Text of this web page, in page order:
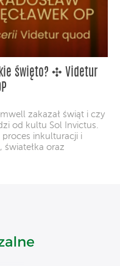
święto? ✣ Videtur
zakazał świąt i czy
od kultu Sol Invictus.
proces inkulturacji i
światełka oraz